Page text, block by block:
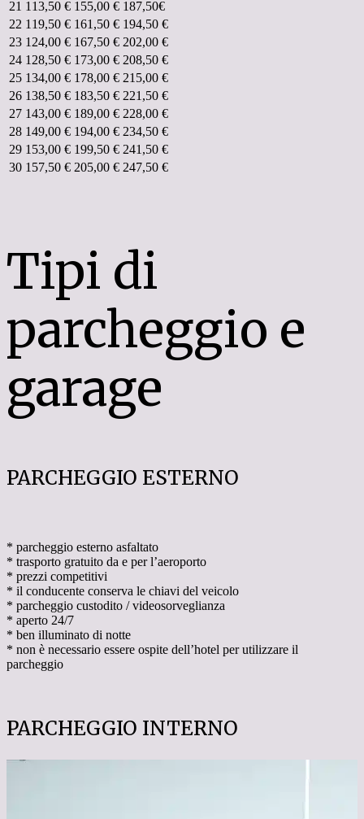
21 113,50 € 155,00 € 187,50€
22 119,50 € 161,50 € 194,50 €
23 124,00 € 167,50 € 202,00 €
24 128,50 € 173,00 € 208,50 €
25 134,00 € 178,00 € 215,00 €
26 138,50 € 183,50 € 221,50 €
27 143,00 € 189,00 € 228,00 €
28 149,00 € 194,00 € 234,50 €
29 153,00 € 199,50 € 241,50 €
30 157,50 € 205,00 € 247,50 €
Tipi di
parcheggio e
garage
PARCHEGGIO ESTERNO
* parcheggio esterno asfaltato
* trasporto gratuito da e per l’aeroporto
* prezzi competitivi
* il conducente conserva le chiavi del veicolo
* parcheggio custodito / videosorveglianza
* aperto 24/7
* ben illuminato di notte
* non è necessario essere ospite dell’hotel per utilizzare il
parcheggio
PARCHEGGIO INTERNO